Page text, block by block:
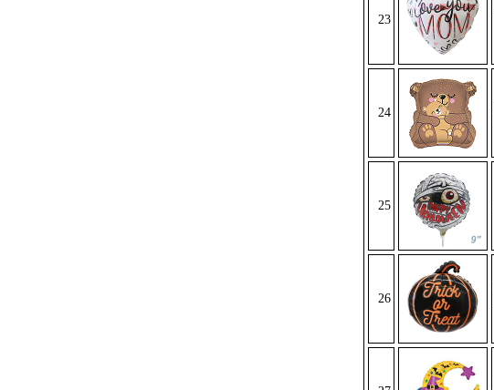
23
24
25
26